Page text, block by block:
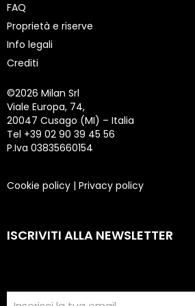
FAQ
Proprietà e riserve
Info legali
Crediti
©2026 Milan Srl
Viale Europa, 74,
20047 Cusago (MI) – Italia
Tel +39 02 90 39 45 56
P.Iva 03835660154
Cookie policy | Privacy policy
ISCRIVITI ALLA NEWSLETTER